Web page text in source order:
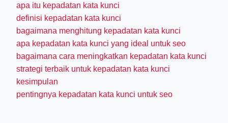
apa itu kepadatan kata kunci
definisi kepadatan kata kunci
bagaimana menghitung kepadatan kata kunci
apa kepadatan kata kunci yang ideal untuk seo
bagaimana cara meningkatkan kepadatan kata kunci
strategi terbaik untuk kepadatan kata kunci
kesimpulan
pentingnya kepadatan kata kunci untuk seo